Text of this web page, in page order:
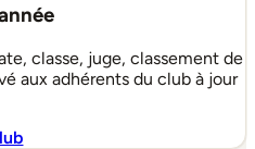
classe, juge, classement de
aux adhérents du club à jour